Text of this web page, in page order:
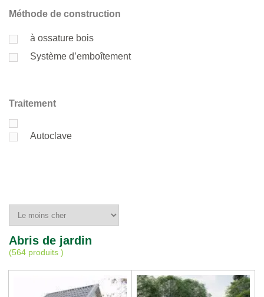
Méthode de construction
à ossature bois
Système d’emboîtement
Traitement
Autoclave
Abris de jardin
(564 produits )